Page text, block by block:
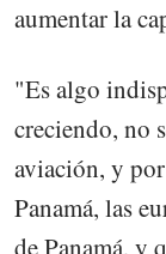
aumentar la
"Es algo
creciendo, no
aviación, y
Panamá, las
de Panamá, y